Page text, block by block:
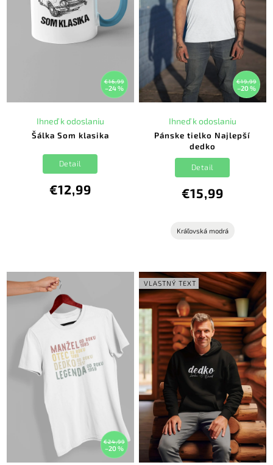
€16,99
–24 %
Šálka Som klasika
Ihneď k odoslaniu
€12,99
Detail
€19,99
–20 %
Pánske tielko Najlepší
dedko
Ihneď k odoslaniu
€15,99
Detail
Kráľovská modrá
€24,99
–20 %
VLASTNÝ TEXT